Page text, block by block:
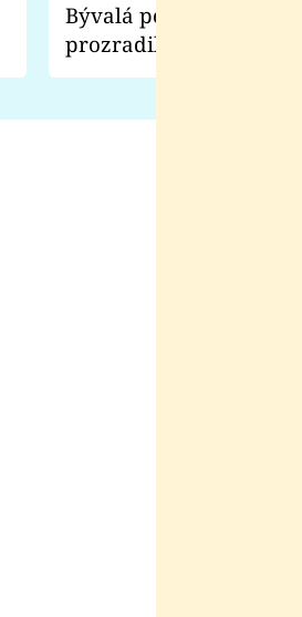
Bývalá pornoherečka
prozradila, co ji
natáčení Euforie.